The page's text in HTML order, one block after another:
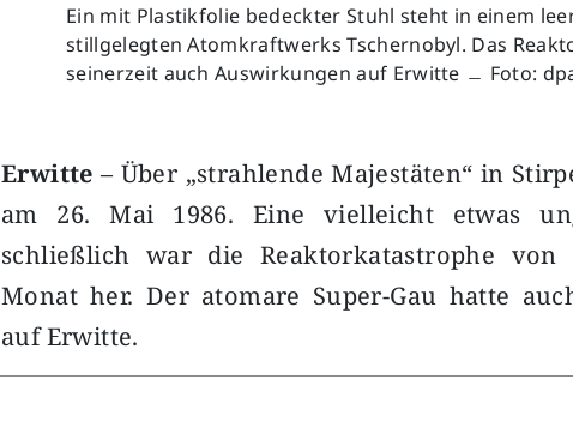
Ein mit Plastikfolie bedeckter Stuhl steht in einem
stillgelegten Atomkraftwerks Tschernobyl. Das
seinerzeit auch Auswirkungen auf Erwitte ﹘ Foto:
Erwitte– Über „strahlende Majestäten“ in
am 26. Mai 1986. Eine vielleicht etwas
schließlich war die Reaktorkatastrophe von
Monat her. Der atomare Super-Gau hatte
auf Erwitte.